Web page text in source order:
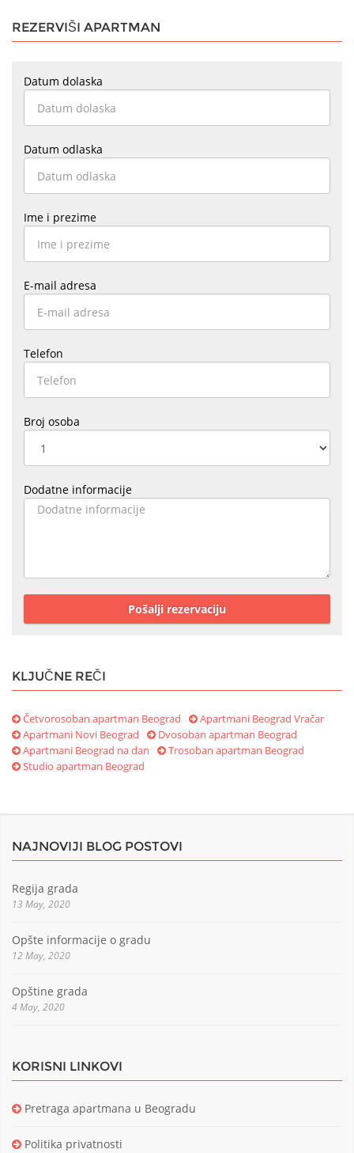
REZERVIŠI APARTMAN
Datum dolaska
Datum odlaska
Ime i prezime
E-mail adresa
Telefon
Broj osoba
Dodatne informacije
Pošalji rezervaciju
KLJUČNE REČI
Četvorosoban apartman Beograd
Apartmani Beograd Vračar
Apartmani Novi Beograd
Dvosoban apartman Beograd
Apartmani Beograd na dan
Trosoban apartman Beograd
Studio apartman Beograd
NAJNOVIJI BLOG POSTOVI
Regija grada
13 May, 2020
Opšte informacije o gradu
12 May, 2020
Opštine grada
4 May, 2020
KORISNI LINKOVI
Pretraga apartmana u Beogradu
Politika privatnosti